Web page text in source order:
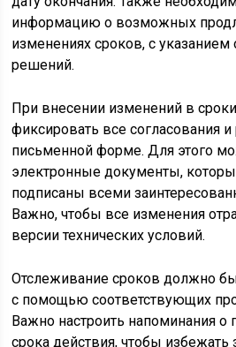
информацию о возможных
изменениях сроков, с указанием
решений.
При внесении изменений в
фиксировать все согласования
письменной форме. Для этого
электронные документы,
подписаны всеми
Важно, чтобы все изменения
версии технических условий.
Отслеживание сроков должно
с помощью соответствующих
Важно настроить напоминания
срока действия, чтобы